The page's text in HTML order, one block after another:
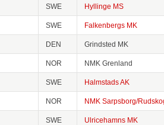
SWE Hyllinge MS
SWE Falkenbergs MK
DEN Grindsted MK
NOR NMK Grenland
SWE Halmstads AK
NOR NMK Sarpsborg/
SWE Ulricehamns MK